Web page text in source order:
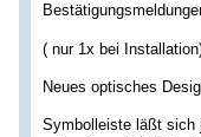
( nur 1x bei
Neues optisches
Symbolleiste läßt sich